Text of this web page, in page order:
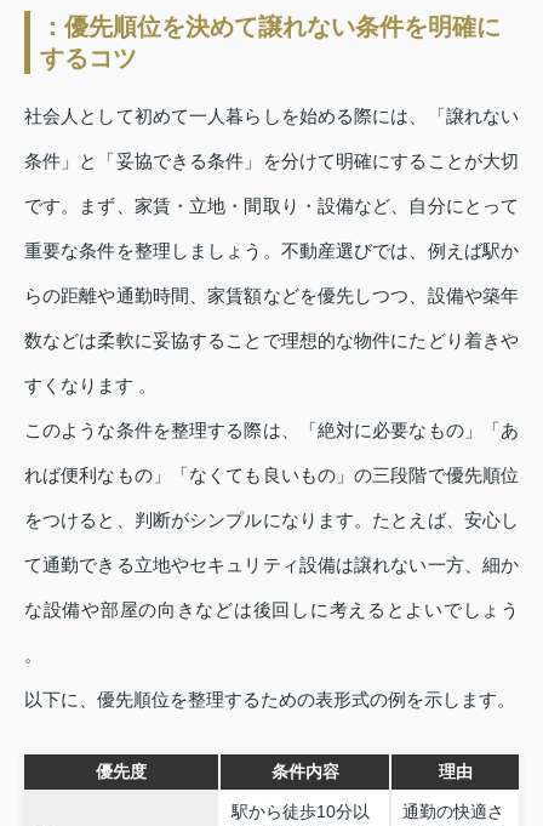
：優先順位を決めて譲れない条件を明確に
するコツ
社会人として初めて一人暮らしを始める際には、「譲れない
条件」と「妥協できる条件」を分けて明確にすることが大切
です。まず、家賃・立地・間取り・設備など、自分にとって
重要な条件を整理しましょう。不動産選びでは、例えば駅か
らの距離や通勤時間、家賃額などを優先しつつ、設備や築年
数などは柔軟に妥協することで理想的な物件にたどり着きや
すくなります 。
このような条件を整理する際は、「絶対に必要なもの」「あ
れば便利なもの」「なくても良いもの」の三段階で優先順位
をつけると、判断がシンプルになります。たとえば、安心し
て通勤できる立地やセキュリティ設備は譲れない一方、細か
な設備や部屋の向きなどは後回しに考えるとよいでしょう
。
以下に、優先順位を整理するための表形式の例を示します。
優先度 条件内容 理由
駅から徒歩10分以
通勤の快適さ